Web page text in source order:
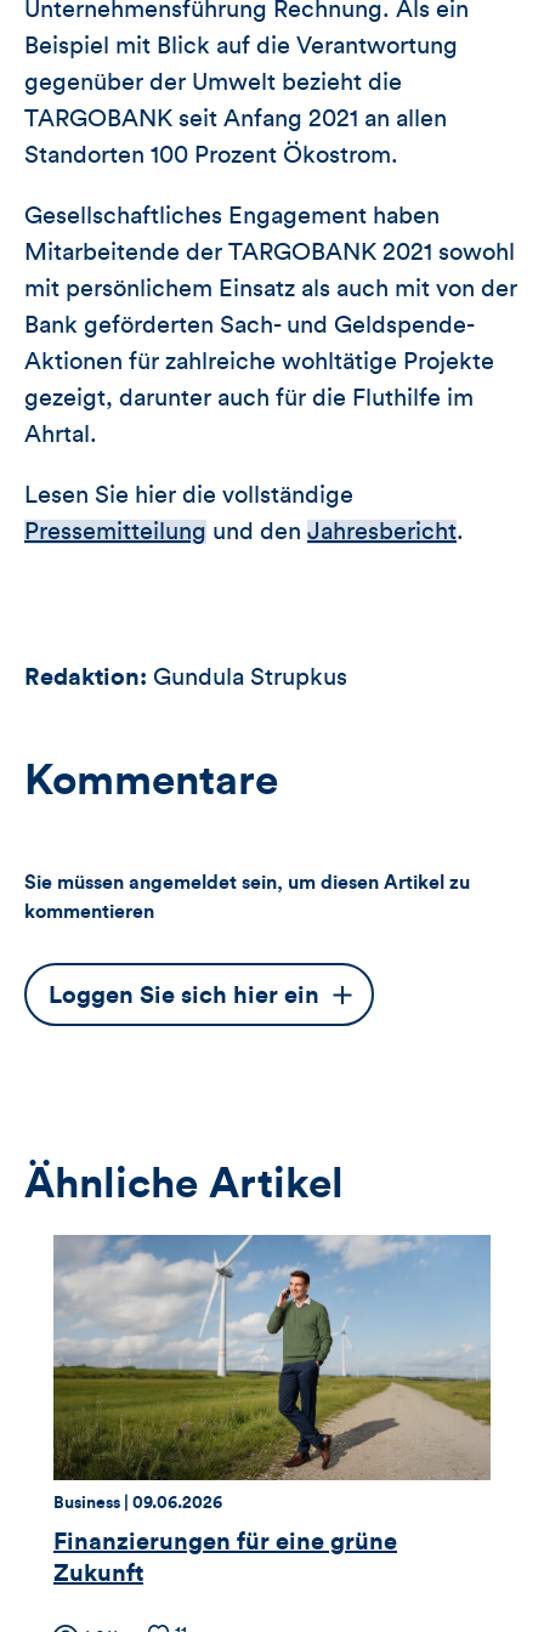
Unternehmensführung Rechnung. Als ein
Beispiel mit Blick auf die Verantwortung
gegenüber der Umwelt bezieht die
TARGOBANK seit Anfang 2021 an allen
Standorten 100 Prozent Ökostrom.
Gesellschaftliches Engagement haben
Mitarbeitende der TARGOBANK 2021 sowohl
mit persönlichem Einsatz als auch mit von der
Bank geförderten Sach- und Geldspende-
Aktionen für zahlreiche wohltätige Projekte
gezeigt, darunter auch für die Fluthilfe im
Ahrtal.
Lesen Sie hier die vollständige
Pressemitteilung und den Jahresbericht.
Redaktion: Gundula Strupkus
Kommentare
Sie müssen angemeldet sein, um diesen Artikel zu
kommentieren
Dieser
Button
Loggen Sie sich hier ein
Ähnliche Artikel
Thema:
Business | Datum:
09.06.2026
Finanzierungen für eine grüne
Zukunft